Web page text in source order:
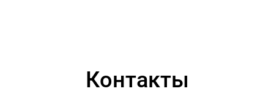
Контакты